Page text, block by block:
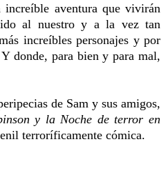
aventura que vivirán
al nuestro y a la vez tan
increíbles personajes y por
donde, para bien y para mal,
de Sam y sus amigos,
y la Noche de terror en
terroríficamente cómica.